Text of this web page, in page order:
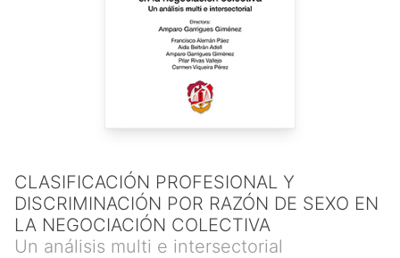
Junta Directiva de Unión de Mutuas.
CLASIFICACIÓN PROFESIONAL Y
DISCRIMINACIÓN POR RAZÓN DE SEXO EN
LA NEGOCIACIÓN COLECTIVA
Un análisis multi e intersectorial